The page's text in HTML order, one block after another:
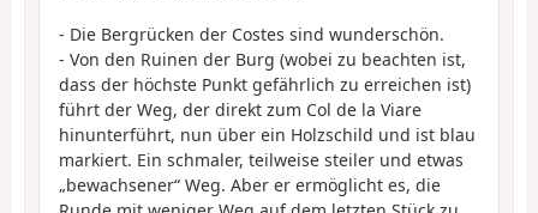
- Die Bergrücken der Costes sind wunderschön.
- Von den Ruinen der Burg (wobei zu beachten ist,
dass der höchste Punkt gefährlich zu erreichen ist)
führt der Weg, der direkt zum Col de la Viare
hinunterführt, nun über ein Holzschild und ist blau
markiert. Ein schmaler, teilweise steiler und etwas
„bewachsener“ Weg. Aber er ermöglicht es, die